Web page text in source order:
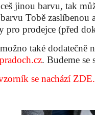
jinou barvu, tak
Tobě zaslíbenou
pro prodejce (před
také dodatečně
. Budeme
se nachází ZDE.